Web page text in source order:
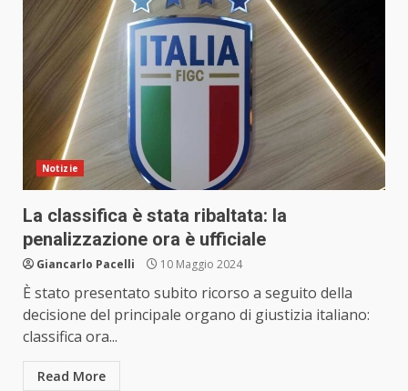
Notizie
La classifica è stata ribaltata: la
penalizzazione ora è ufficiale
Giancarlo Pacelli 10 Maggio 2024
È stato presentato subito ricorso a seguito della
decisione del principale organo di giustizia italiano:
classifica ora...
Read More